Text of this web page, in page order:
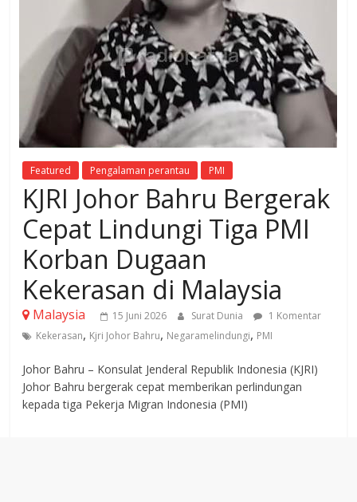
Featured Pengalaman perantau PMI
KJRI Johor Bahru Bergerak
Cepat Lindungi Tiga PMI
Korban Dugaan
Kekerasan di Malaysia
Malaysia 15 Juni 2026 Surat Dunia
1 Komentar
Kekerasan, Kjri Johor Bahru, Negaramelindungi, PMI
Johor Bahru – Konsulat Jenderal Republik Indonesia (KJRI)
Johor Bahru bergerak cepat memberikan perlindungan
kepada tiga Pekerja Migran Indonesia (PMI)